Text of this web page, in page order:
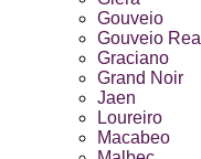
Gouveio
Gouveio Real
Graciano
Grand Noir
Jaen
Loureiro
Macabeo